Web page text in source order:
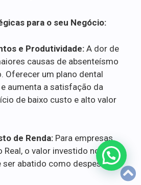
para o seu Negócio:
e Produtividade: A dor de
causas de absenteísmo
Oferecer um plano dental
aumenta a satisfação da
de baixo custo e alto valor
de Renda: Para empresas
o valor investido no plano
abatido como despesa